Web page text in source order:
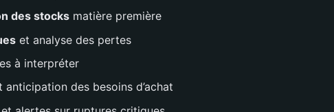
des stocks matière première
et analyse des pertes
à interpréter
anticipation des besoins d’achat